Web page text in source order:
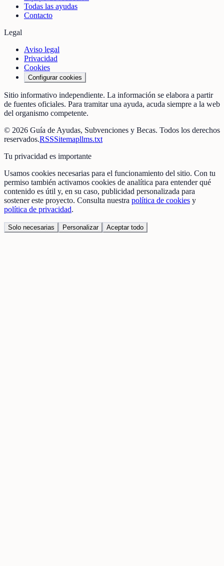
Todas las ayudas
Contacto
Legal
Aviso legal
Privacidad
Cookies
Configurar cookies
Sitio informativo independiente. La información se elabora a partir
de fuentes oficiales. Para tramitar una ayuda, acuda siempre a la web
del organismo competente.
© 2026 Guía de Ayudas, Subvenciones y Becas. Todos los derechos
reservados.RSSSitemapllms.txt
Tu privacidad es importante
Usamos cookies necesarias para el funcionamiento del sitio. Con tu
permiso también activamos cookies de analítica para entender qué
contenido es útil y, en su caso, publicidad personalizada para
sostener este proyecto. Consulta nuestra política de cookies y
política de privacidad.
Solo necesarias Personalizar Aceptar todo